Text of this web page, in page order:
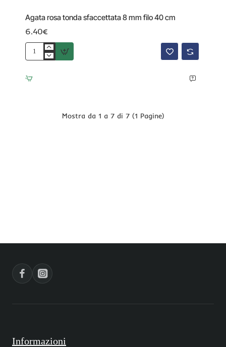
Agata rosa tonda sfaccettata 8 mm filo 40 cm
6.40€
Agata
tonda
sfaccettata
Mostra da 1 a 7 di 7 (1 Pagine)
Informazioni